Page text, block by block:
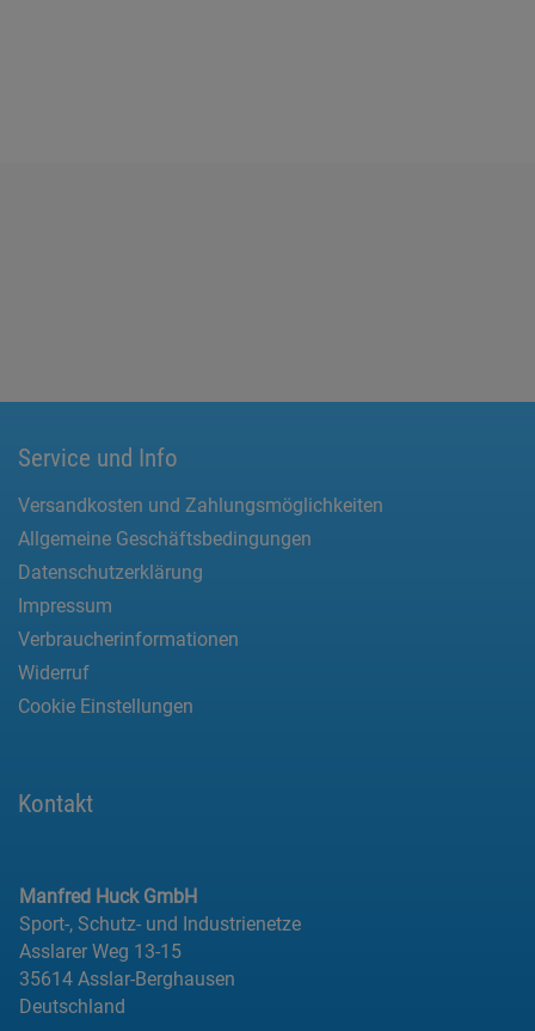
Service und Info
Versandkosten und Zahlungsmöglichkeiten
Allgemeine Geschäftsbedingungen
Datenschutzerklärung
Impressum
Verbraucherinformationen
Widerruf
Cookie Einstellungen
Kontakt
Manfred Huck GmbH
Sport-, Schutz- und Industrienetze
Asslarer Weg 13-15
35614 Asslar-Berghausen
Deutschland